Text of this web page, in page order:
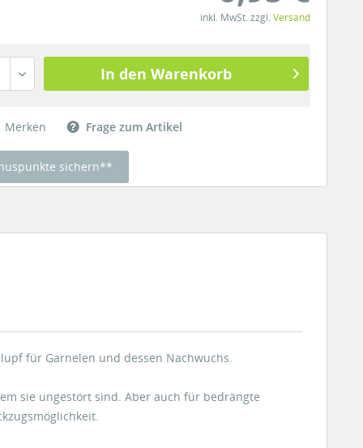
inkl. MwSt. zzgl. Versand
In den Warenkorb
Merken Frage zum Artikel
sichern**
für Garnelen und dessen Nachwuchs.
sie ungestört sind. Aber auch für bedrängte